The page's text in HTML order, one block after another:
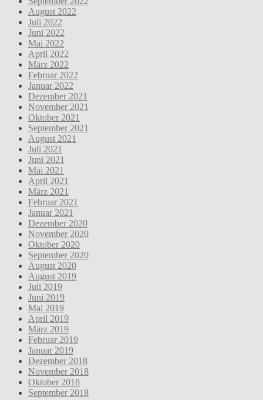
August 2022
Juli 2022
Juni 2022
Mai 2022
April 2022
März 2022
Februar 2022
Januar 2022
Dezember 2021
November 2021
Oktober 2021
September 2021
August 2021
Juli 2021
Juni 2021
Mai 2021
April 2021
März 2021
Februar 2021
Januar 2021
Dezember 2020
November 2020
Oktober 2020
September 2020
August 2020
August 2019
Juli 2019
Juni 2019
Mai 2019
April 2019
März 2019
Februar 2019
Januar 2019
Dezember 2018
November 2018
Oktober 2018
September 2018